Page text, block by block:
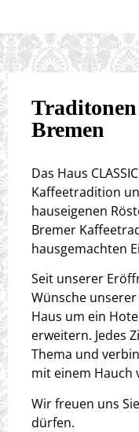
Bremen
Das Haus
Kaffeetradition
hauseigenen
Bremer
hausgemachten
Seit unserer
Wünsche
Haus um ein
erweitern. Jedes
Thema und
mit einem Hauch
Wir freuen uns
dürfen.